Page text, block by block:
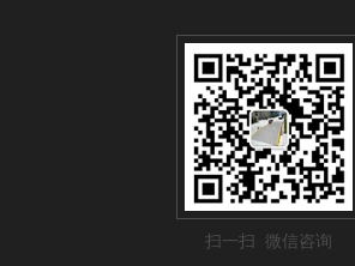
扫一扫 微信咨询